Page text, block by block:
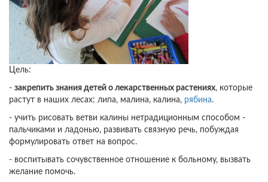
Цель:
- закрепить знания детей о лекарственных растениях, которые
растут в наших лесах: липа, малина, калина, рябина.
- учить рисовать ветви калины нетрадиционным способом -
пальчиками и ладонью, развивать связную речь, побуждая
формулировать ответ на вопрос.
- воспитывать сочувственное отношение к больному, вызвать
желание помочь.